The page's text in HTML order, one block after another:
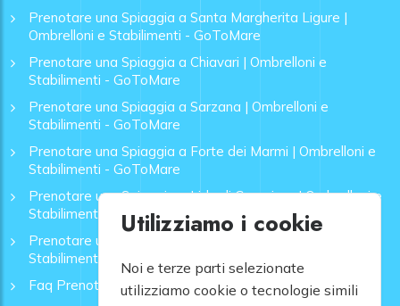
Prenotare una Spiaggia a Santa Margherita Ligure |
Ombrelloni e Stabilimenti - GoToMare
Prenotare una Spiaggia a Chiavari | Ombrelloni e
Stabilimenti - GoToMare
Prenotare una Spiaggia a Sarzana | Ombrelloni e
Stabilimenti - GoToMare
Prenotare una Spiaggia a Forte dei Marmi | Ombrelloni e
Stabilimenti - GoToMare
Prenotare una Spiaggia a Lido di Camaiore | Ombrelloni e
Stabilimenti - GoToMare
Prenotare una Spiaggia a Rapallo | Ombrelloni e
Stabilimenti - GoToMare
Faq Prenotazione Spiagge
Utilizziamo i cookie
Noi e terze parti selezionate
utilizziamo cookie o tecnologie simili